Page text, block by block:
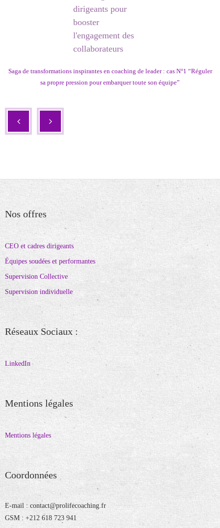
Saga de transformations inspirantes en coaching de leader : cas N°1 “Réguler
sa propre pression pour embarquer toute son équipe”
Nos offres
CEO et cadres dirigeants
Équipes soudées et performantes
Supervision Collective
Supervision individuelle
Réseaux Sociaux :
LinkedIn
Mentions légales
Mentions légales
Coordonnées
E-mail : contact@prolifecoaching.fr
GSM : +212 618 723 941